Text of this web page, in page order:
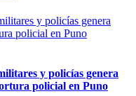
y policías genera
policial en Puno